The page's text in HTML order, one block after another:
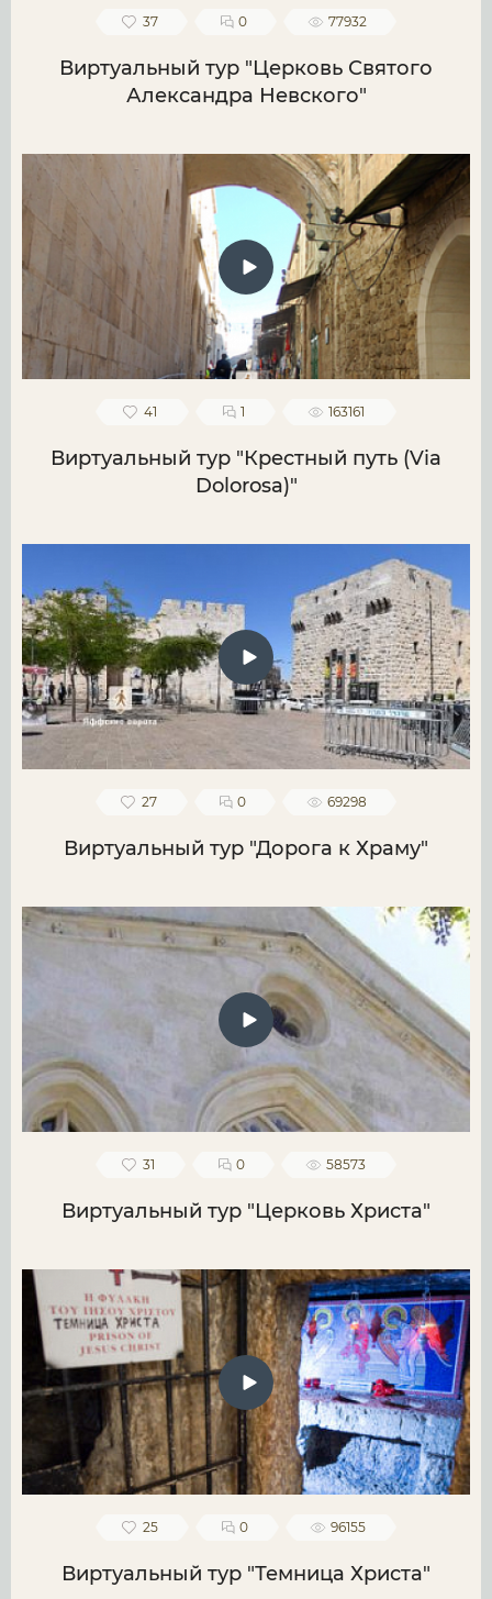
37 0 77932
Виртуальный тур "Церковь Святого
Александра Невского"
41 1 163161
Виртуальный тур "Крестный путь (Via
Dolorosa)"
27 0 69298
Виртуальный тур "Дорога к Храму"
31 0 58573
Виртуальный тур "Церковь Христа"
25 0 96155
Виртуальный тур "Темница Христа"